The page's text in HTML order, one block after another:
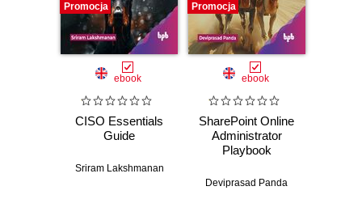
Promocja
ebook
CISO Essentials
Guide
Sriram Lakshmanan
Promocja
ebook
SharePoint Online
Administrator
Playbook
Deviprasad Panda